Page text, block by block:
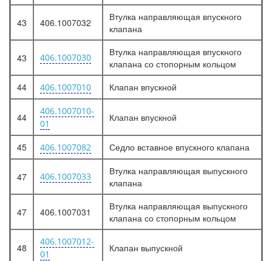
43 406.1007032
Втулка направляющая впускного
клапана
43 406.1007030
Втулка направляющая впускного
клапана со стопорным кольцом
44
406.1007010 Клапан впускной
44
406.1007010-
01
Клапан впускной
45 406.1007082 Седло вставное впускного клапана
47 406.1007033
Втулка направляющая выпускного
клапана
47 406.1007031
Втулка направляющая выпускного
клапана со стопорным кольцом
48
406.1007012-
01
Клапан выпускной